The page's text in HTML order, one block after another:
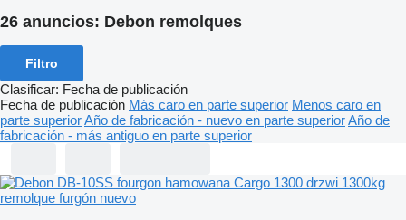
26 anuncios: Debon remolques
Filtro
Clasificar: Fecha de publicación
Fecha de publicación Más caro en parte superior Menos caro en
parte superiorAño de fabricación - nuevo en parte superiorAño de
fabricación - más antiguo en parte superior